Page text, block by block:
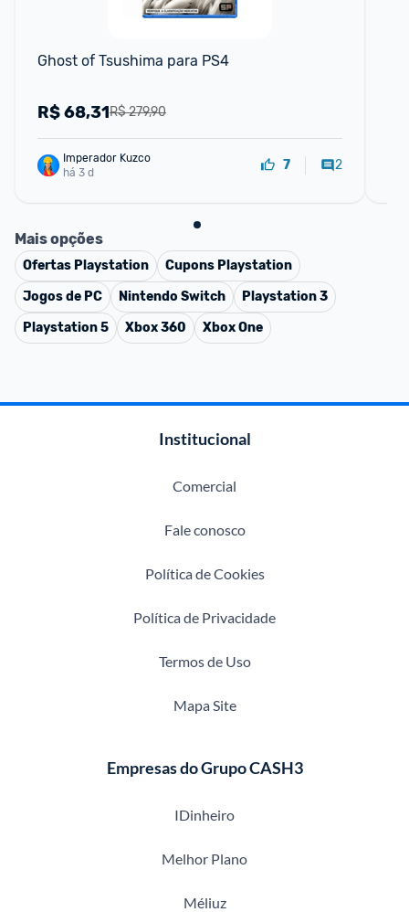
Ghost of Tsushima para PS4
R$ 279,90
R$68,31
Imperador Kuzco
há 3 d
7 2
Mais opções
Ofertas Playstation Cupons Playstation
Jogos de PC
Nintendo Switch
Playstation 3
Playstation 5
Xbox 360 Xbox One
Institucional
Comercial
Fale conosco
Política de Cookies
Política de Privacidade
Termos de Uso
Mapa Site
Empresas do Grupo CASH3
IDinheiro
Melhor Plano
Méliuz